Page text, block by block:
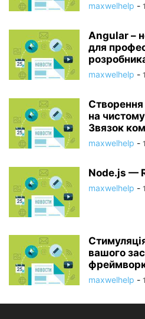
maxwelhelp -
Angular –
для
maxwelhelp -
на
Звязок
maxwelhelp -
Node.js —
maxwelhelp -
вашого
maxwelhelp -